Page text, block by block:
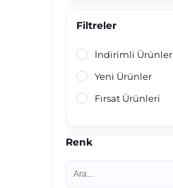
Filtreler
İndirimli Ürünler
Yeni Ürünler
Fırsat Ürünleri
Renk